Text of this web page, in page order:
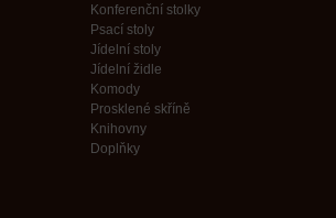
Konferenční stolky
Psací stoly
Jídelní stoly
Jídelní židle
Komody
Prosklené skříně
Knihovny
Doplňky